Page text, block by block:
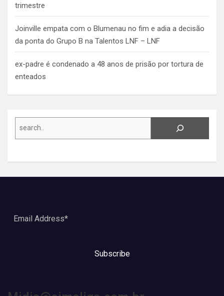
trimestre
Joinville empata com o Blumenau no fim e adia a decisão
da ponta do Grupo B na Talentos LNF – LNF
ex-padre é condenado a 48 anos de prisão por tortura de
enteados
Search
Subscribe